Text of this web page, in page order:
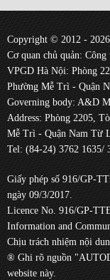
Copyright © 2012 -
Cơ quan chủ quản:
VPGD Hà Nội: Phòng
Phường Mễ Trì - Quận
Governing body: A&D
Address: Phòng 2205,
Mễ Trì - Quận Nam Từ
Tel: (84-24) 3762 1635/
Giấy phép số 916/GP-
ngày 09/3/2017.
Licence No. 916/GP-
Information and
Chịu trách nhiệm nội
® Ghi rõ nguồn
website này.